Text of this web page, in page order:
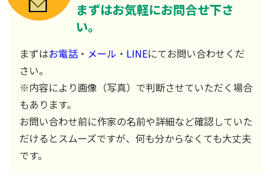
まずはお気軽にお問合せ下さ
い。
まずはお電話 ・ メール ・ LINEにてお問い合わせくだ
さい。
※内容により画像（写真）で判断させていただく場合
もあります。
お問い合わせ前に作家の名前や詳細など確認していた
だけるとスムーズですが、何も分からなくても大丈夫
です。